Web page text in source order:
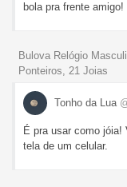
bola pra frente amigo!
Bulova Relógio
Ponteiros, 21 Joias
Tonho da Lua
É pra usar como jóia!
tela de um celular.